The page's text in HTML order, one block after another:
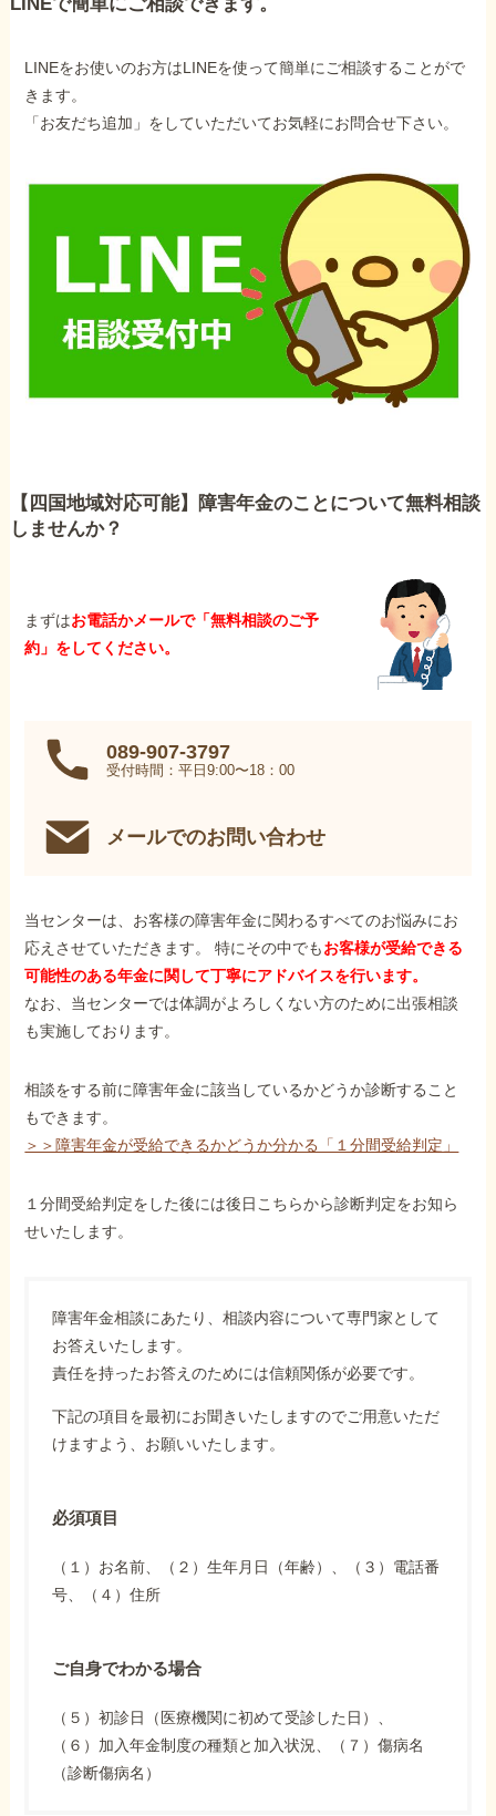
LINEをお使いのお方はLINEを使って簡単にご相談することがで
きます。
「お友だち追加」をしていただいてお気軽にお問合せ下さい。
【四国地域対応可能】障害年金のことについて無料相談
しませんか？
まずはお電話かメールで「無料相談のご予
約」をしてください。
089-907-3797
受付時間：平日9:00〜18：00
メールでのお問い合わせ
当センターは、お客様の障害年金に関わるすべてのお悩みにお
応えさせていただきます。 特にその中でもお客様が受給できる
可能性のある年金に関して丁寧にアドバイスを行います。
なお、当センターでは体調がよろしくない方のために出張相談
も実施しております。
相談をする前に障害年金に該当しているかどうか診断すること
もできます。
＞＞障害年金が受給できるかどうか分かる「１分間受給判定」
１分間受給判定をした後には後日こちらから診断判定をお知ら
せいたします。
障害年金相談にあたり、相談内容について専門家として
お答えいたします。
責任を持ったお答えのためには信頼関係が必要です。
下記の項目を最初にお聞きいたしますのでご用意いただ
けますよう、お願いいたします。
必須項目
（１）お名前、（２）生年月日（年齢）、（３）電話番
号、（４）住所
ご自身でわかる場合
（５）初診日（医療機関に初めて受診した日）、
（６）加入年金制度の種類と加入状況、（７）傷病名
（診断傷病名）